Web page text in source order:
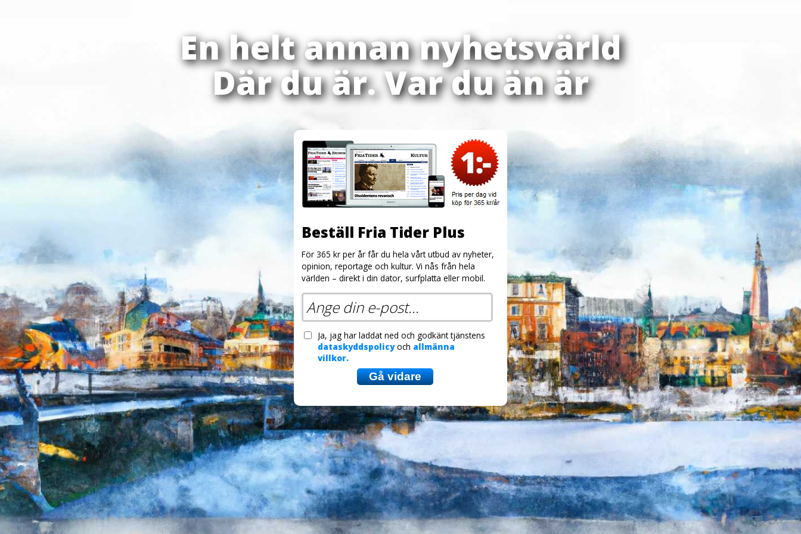
En helt annan nyhetsvärld
Där du är. Var du än är
Beställ Fria Tider Plus
För 365 kr per år får du hela vårt utbud av nyheter,
opinion, reportage och kultur. Vi nås från hela
världen – direkt i din dator, surfplatta eller mobil.
Ja, jag har laddat ned och godkänt tjänstens
dataskyddspolicyoch allmänna
villkor.
Gå vidare